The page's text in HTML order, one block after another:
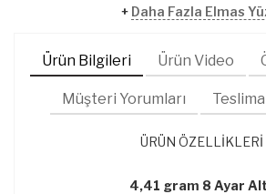
+ Daha Fazla Elmas
Ürün Bilgileri Ürün Video
Müşteri Yorumları
ÜRÜN ÖZELLİKLERİ
4,41 gram 8 Ayar